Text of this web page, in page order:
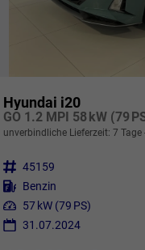
Hyundai i20
unverbindliche Lieferzeit: 7 Tage
Fahrzeugnr. 45159
Kraftstoff Benzin
Leistung 57 kW (79 PS)
31.07.2024